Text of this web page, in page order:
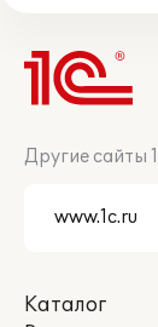
Другие сайты
Каталог